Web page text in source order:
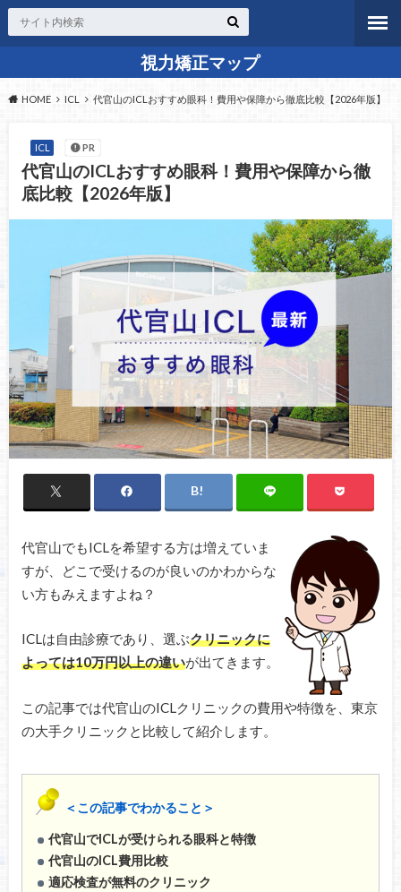
視力矯正マップ
HOME ICL 代官山のICLおすすめ眼科！費用や保障から徹底比較【2026年版】
ICL PR
代官山のICLおすすめ眼科！費用や保障から徹
底比較【2026年版】
代官山でもICLを希望する方は増えていま
すが、どこで受けるのが良いのかわからな
い方もみえますよね？
ICLは自由診療であり、選ぶクリニックに
よっては10万円以上の違いが出てきます。
この記事では代官山のICLクリニックの費用や特徴を、東京
の大手クリニックと比較して紹介します。
＜この記事でわかること＞
代官山でICLが受けられる眼科と特徴
代官山のICL費用比較
適応検査が無料のクリニック